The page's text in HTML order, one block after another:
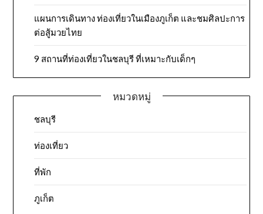
แผนการเดินทาง ท่องเที่ยวในเมืองภูเก็ต และชมศิลปะการ
ต่อสู้มวยไทย
9 สถานที่ท่องเที่ยวในชลบุรี ที่เหมาะกับเด็กๆ
หมวดหมู่
ชลบุรี
ท่องเที่ยว
ที่พัก
ภูเก็ต